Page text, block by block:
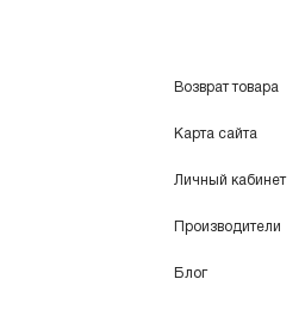
Возврат товара
Карта сайта
Личный кабинет
Производители
Блог